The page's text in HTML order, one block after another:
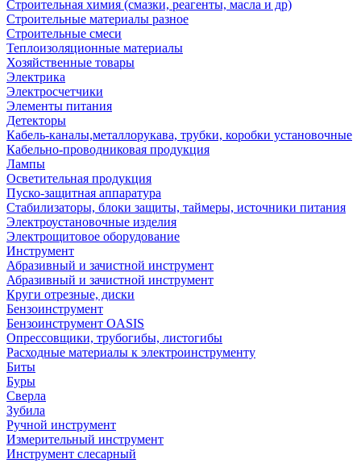
Строительная химия (смазки, реагенты, масла и др)
Строительные материалы разное
Строительные смеси
Теплоизоляционные материалы
Хозяйственные товары
Электрика
Электросчетчики
Элементы питания
Детекторы
Кабель-каналы,металлорукава, трубки, коробки установочные
Кабельно-проводниковая продукция
Лампы
Осветительная продукция
Пуско-защитная аппаратура
Стабилизаторы, блоки защиты, таймеры, источники питания
Электроустановочные изделия
Электрощитовое оборудование
Инструмент
Абразивный и зачистной инструмент
Абразивный и зачистной инструмент
Круги отрезные, диски
Бензоинструмент
Бензоинструмент OASIS
Опрессовщики, трубогибы, листогибы
Расходные материалы к электроинструменту
Биты
Буры
Сверла
Зубила
Ручной инструмент
Измерительный инструмент
Инструмент слесарный